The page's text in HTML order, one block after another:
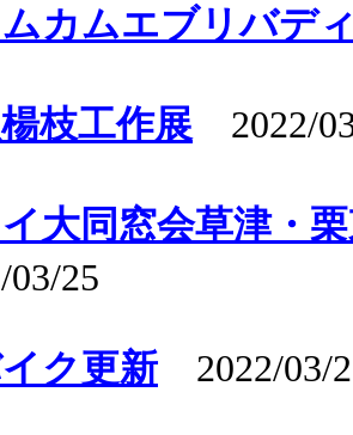
カムエブリバデ
枝工作展 2022/
大同窓会草津・
03/25
ク更新 2022/03/